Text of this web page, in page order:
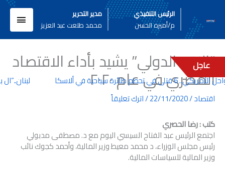
المحتوى
الرئيس التنفيذي
م/أميره الحسن
مدير التحرير
محمد طلعت عبد العزيز
عاجل
تحطم طائرة سياحية في ألاسكا
“النقد الدولي” يشيد بأداء الاقتصاد
المصري في عام ٢٠٢٠
اقتصاد/
22/11/2020
/اترك تعليقاً
كتب : رضا الحصري
اجتمع الرئيس عبد الفتاح السيسي اليوم مع د. مصطفى مدبولي
رئيس مجلس الوزراء، د محمد معيط وزير المالية، وأحمد كجوك نائب
وزير المالية للسياسات المالية.